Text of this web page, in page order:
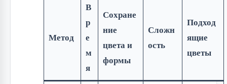
Метод
В
р
е
м
я
Сохране
ние
цвета и
формы
Сложн
ость
Подход
ящие
цветы